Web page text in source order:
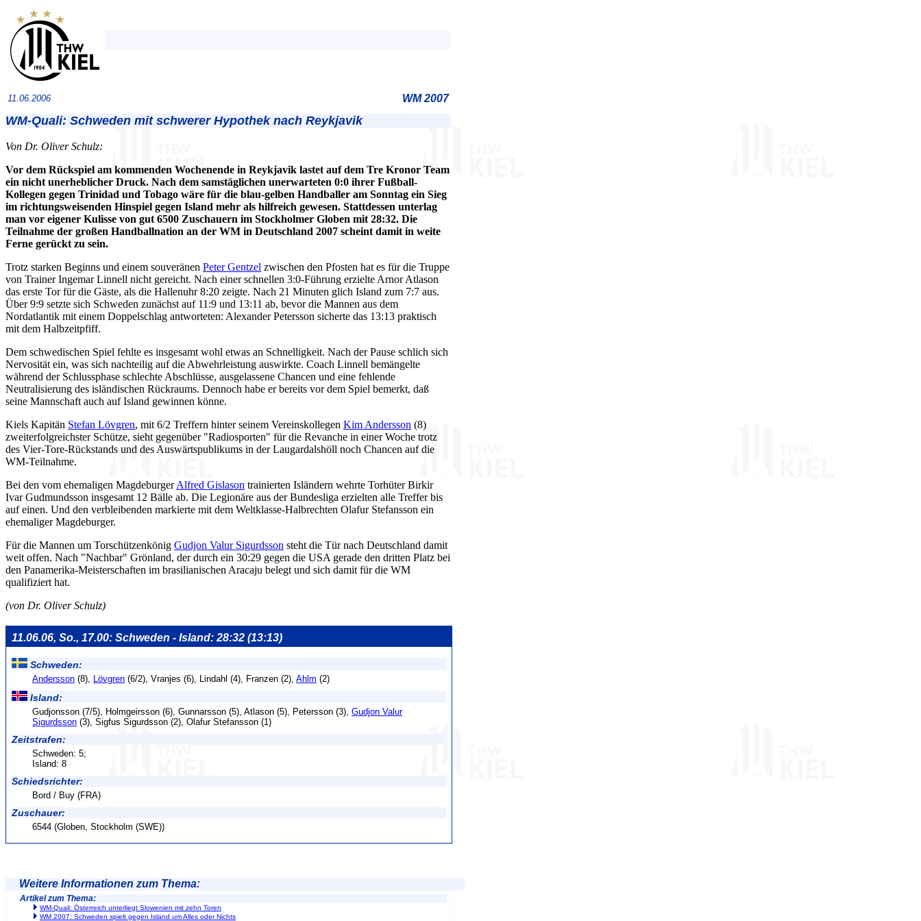
11.06.2006 WM 2007
WM-Quali: Schweden mit schwerer Hypothek nach Reykjavik
Von Dr. Oliver Schulz:
Vor dem Rückspiel am kommenden Wochenende in Reykjavik lastet auf dem Tre Kronor Team
ein nicht unerheblicher Druck. Nach dem samstäglichen unerwarteten 0:0 ihrer Fußball-
Kollegen gegen Trinidad und Tobago wäre für die blau-gelben Handballer am Sonntag ein Sieg
im richtungsweisenden Hinspiel gegen Island mehr als hilfreich gewesen. Stattdessen unterlag
man vor eigener Kulisse von gut 6500 Zuschauern im Stockholmer Globen mit 28:32. Die
Teilnahme der großen Handballnation an der WM in Deutschland 2007 scheint damit in weite
Ferne gerückt zu sein.
Trotz starken Beginns und einem souveränen Peter Gentzel zwischen den Pfosten hat es für die Truppe
von Trainer Ingemar Linnell nicht gereicht. Nach einer schnellen 3:0-Führung erzielte Arnor Atlason
das erste Tor für die Gäste, als die Hallenuhr 8:20 zeigte. Nach 21 Minuten glich Island zum 7:7 aus.
Über 9:9 setzte sich Schweden zunächst auf 11:9 und 13:11 ab, bevor die Mannen aus dem
Nordatlantik mit einem Doppelschlag antworteten: Alexander Petersson sicherte das 13:13 praktisch
mit dem Halbzeitpfiff.
Dem schwedischen Spiel fehlte es insgesamt wohl etwas an Schnelligkeit. Nach der Pause schlich sich
Nervosität ein, was sich nachteilig auf die Abwehrleistung auswirkte. Coach Linnell bemängelte
während der Schlussphase schlechte Abschlüsse, ausgelassene Chancen und eine fehlende
Neutralisierung des isländischen Rückraums. Dennoch habe er bereits vor dem Spiel bemerkt, daß
seine Mannschaft auch auf Island gewinnen könne.
Kiels Kapitän Stefan Lövgren, mit 6/2 Treffern hinter seinem Vereinskollegen Kim Andersson (8)
zweiterfolgreichster Schütze, sieht gegenüber "Radiosporten" für die Revanche in einer Woche trotz
des Vier-Tore-Rückstands und des Auswärtspublikums in der Laugardalshöll noch Chancen auf die
WM-Teilnahme.
Bei den vom ehemaligen MagdeburgerAlfred Gislason trainierten Isländern wehrte Torhüter Birkir
Ivar Gudmundsson insgesamt 12 Bälle ab. Die Legionäre aus der Bundesliga erzielten alle Treffer bis
auf einen. Und den verbleibenden markierte mit dem Weltklasse-Halbrechten Olafur Stefansson ein
ehemaliger Magdeburger.
Für die Mannen um Torschützenkönig Gudjon Valur Sigurdsson steht die Tür nach Deutschland damit
weit offen. Nach "Nachbar" Grönland, der durch ein 30:29 gegen die USA gerade den dritten Platz bei
den Panamerika-Meisterschaften im brasilianischen Aracaju belegt und sich damit für die WM
qualifiziert hat.
(von Dr. Oliver Schulz)
11.06.06, So., 17.00: Schweden - Island: 28:32 (13:13)
Schweden:
Andersson (8), Lövgren (6/2), Vranjes (6), Lindahl (4), Franzen (2), Ahlm (2)
Island:
Gudjonsson (7/5), Holmgeirsson (6), Gunnarsson (5), Atlason (5), Petersson (3), Gudjon Valur
Sigurdsson (3), Sigfus Sigurdsson (2), Olafur Stefansson (1)
Zeitstrafen:
Schweden: 5;
Island: 8
Schiedsrichter:
Bord / Buy (FRA)
Zuschauer:
6544 (Globen, Stockholm (SWE))
Weitere Informationen zum Thema:
Artikel zum Thema:
WM-Quali: Österreich unterliegt Slowenien mit zehn Toren
WM 2007: Schweden spielt gegen Island um Alles oder Nichts